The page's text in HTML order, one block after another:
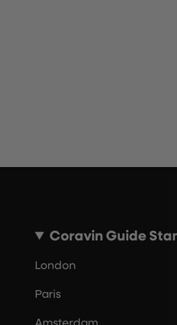
Coravin Guide
London
Paris
Amsterdam